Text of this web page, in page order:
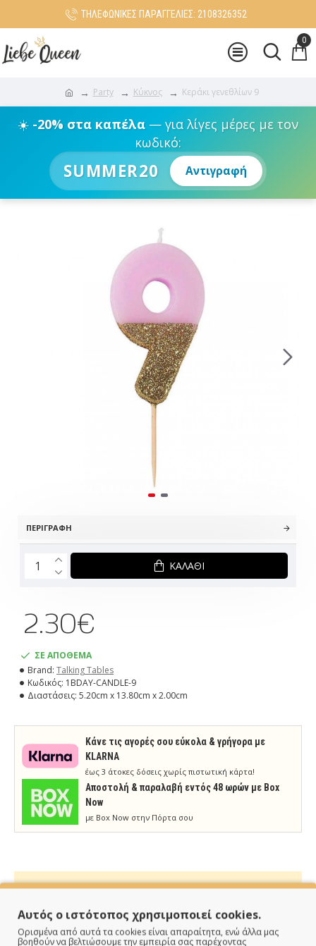
ΤΗΛΕΦΩΝΙΚΕΣ ΠΑΡΑΓΓΕΛΙΕΣ: 2108326352
0
Party Κύκνος Κεράκι γενεθλίων 9
☀️ -20% στα καπέλα— για λίγες μέρες με τον
κωδικό:
SUMMER20 Αντιγραφή
ΠΕΡΙΓΡΑΦΉ
ΣΕ ΑΠΟΘΕΜΑ
Brand: Talking Tables
Κωδικός: 1BDAY-CANDLE-9
Διαστάσεις: 5.20cm x 13.80cm x 2.00cm
2.30€
ΚΑΛΆΘΙ
Κάνε τις αγορές σου εύκολα & γρήγορα με
KLARNA
έως 3 άτοκες δόσεις χωρίς πιστωτική κάρτα!
Aποστολή & παραλαβή εντός 48 ωρών με Box
Now
με Box Now στην Πόρτα σου
ΠΑΡΑΔΙΔΟΥΜΕ ΓΡΗΓΟΡΑ
Αυτός ο ιστότοπος χρησιμοποιεί cookies.
Ορισμένα από αυτά τα cookies είναι απαραίτητα, ενώ άλλα μας
βοηθούν να βελτιώσουμε την εμπειρία σας παρέχοντας